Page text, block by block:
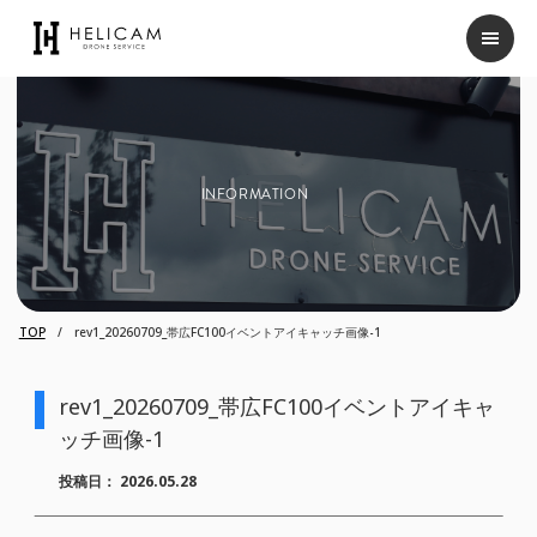
INFORMATION
TOP rev1_20260709_帯広FC100イベントアイキャッチ画像-1
rev1_20260709_帯広FC100イベントアイキャ
ッチ画像-1
投稿日： 2026.05.28